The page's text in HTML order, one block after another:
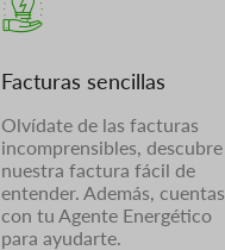
Facturas sencillas
Olvídate de las facturas
incomprensibles, descubre
nuestra factura fácil de
entender. Además, cuentas
con tu Agente Energético
para ayudarte.